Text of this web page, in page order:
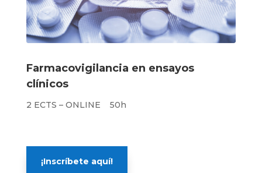
Farmacovigilancia en ensayos
clínicos
2 ECTS – ONLINE 50h
¡Inscríbete aquí!